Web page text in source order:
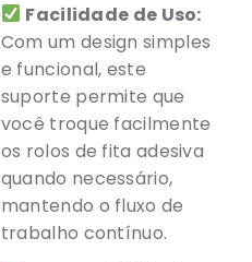
Facilidade de Uso:
Com um design simples
e funcional, este
suporte permite que
você troque facilmente
os rolos de fita adesiva
quando necessário,
mantendo o fluxo de
trabalho contínuo.